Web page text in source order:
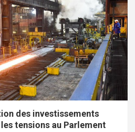
des investissements
tensions au Parlement